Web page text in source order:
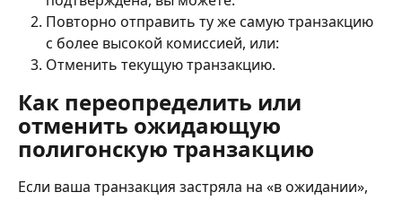
Повторно отправить ту же самую транзакцию
с более высокой комиссией, или:
Отменить текущую транзакцию.
Как переопределить или
отменить ожидающую
полигонскую транзакцию
Если ваша транзакция застряла на «в ожидании»,